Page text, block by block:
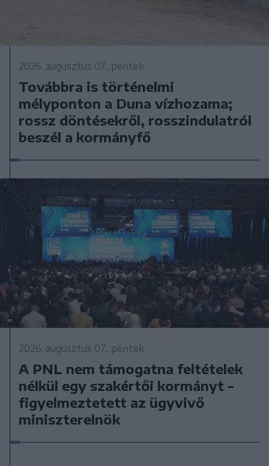
2026. augusztus 07., péntek
Továbbra is történelmi
mélyponton a Duna vízhozama;
rossz döntésekről, rosszindulatról
beszél a kormányfő
2026. augusztus 07., péntek
A PNL nem támogatna feltételek
nélkül egy szakértői kormányt –
figyelmeztetett az ügyvivő
miniszterelnök